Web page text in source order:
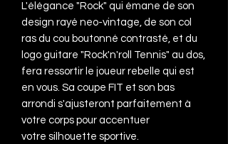
L'élégance "Rock" qui émane de son
design rayé neo-vintage, de son col
ras du cou boutonné contrasté, et du
logo guitare "Rock'n'roll Tennis" au dos,
fera ressortir le joueur rebelle qui est
en vous. Sa coupe FIT et son bas
arrondi s'ajusteront parfaitement à
votre corps pour accentuer
votre silhouette sportive.